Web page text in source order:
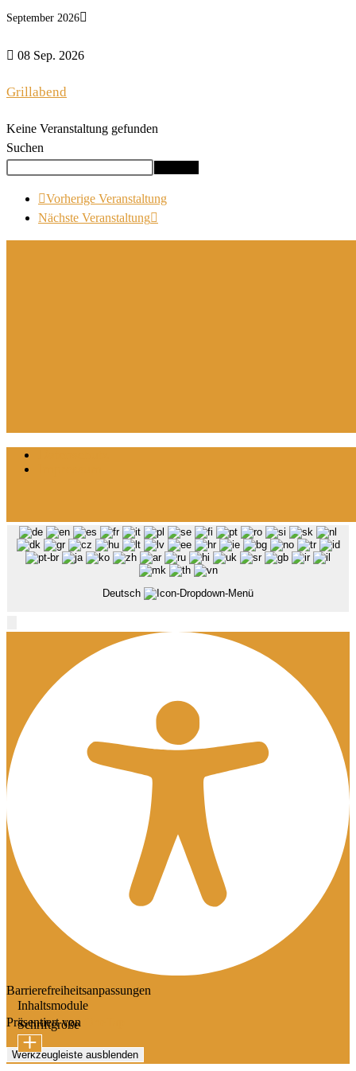
September 2026
08 Sep. 2026
Grillabend
Keine Veranstaltung gefunden
Suchen
Vorherige Veranstaltung
Nächste Veranstaltung
Deutsch
Barrierefreiheitsanpassungen
Präsentiert von
Werkzeugleiste ausblenden
Inhaltsmodule
Schriftgröße